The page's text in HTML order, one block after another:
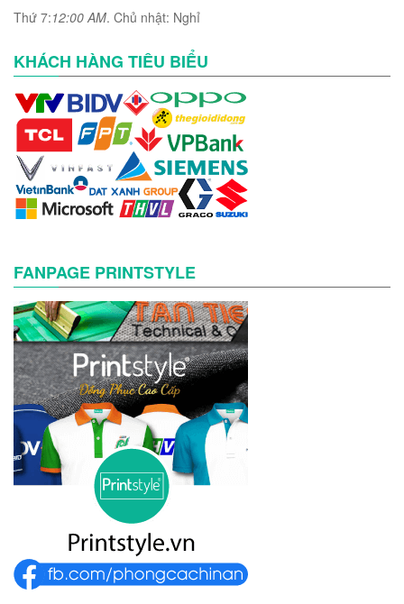
Thứ 7:12:00 AM. Chủ nhật: Nghỉ
KHÁCH HÀNG TIÊU BIỂU
FANPAGE PRINTSTYLE